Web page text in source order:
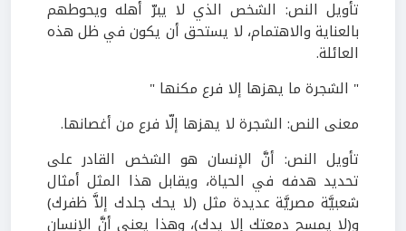
تأويل النص: الشخص الذي لا يبرّ أهله ويحوطهم
بالعناية والاهتمام، لا يستحق أن يكون في ظل هذه
العائلة.
" الشجرة ما يهزها إلا فرع مكنها "
معنى النص: الشجرة لا يهزها إلّا فرع من أغصانها.
تأويل النص: أنَّ الإنسان هو الشخص القادر على
تحديد هدفه في الحياة، ويقابل هذا المثل أمثال
شعبيَّة مصريَّة عديدة مثل (لا يحك جلدك إلاَّ ظفرك)
و(لا يمسح دمعتك إلا يدك)، وهذا يعني أنَّ الإنسان